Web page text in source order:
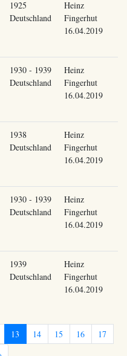
1925
Deutschland
Heinz
Fingerhut
16.04.2019
1930 - 1939
Deutschland
Heinz
Fingerhut
16.04.2019
1938
Deutschland
Heinz
Fingerhut
16.04.2019
1930 - 1939
Deutschland
Heinz
Fingerhut
16.04.2019
1939
Deutschland
Heinz
Fingerhut
16.04.2019
13 14 15 16
17